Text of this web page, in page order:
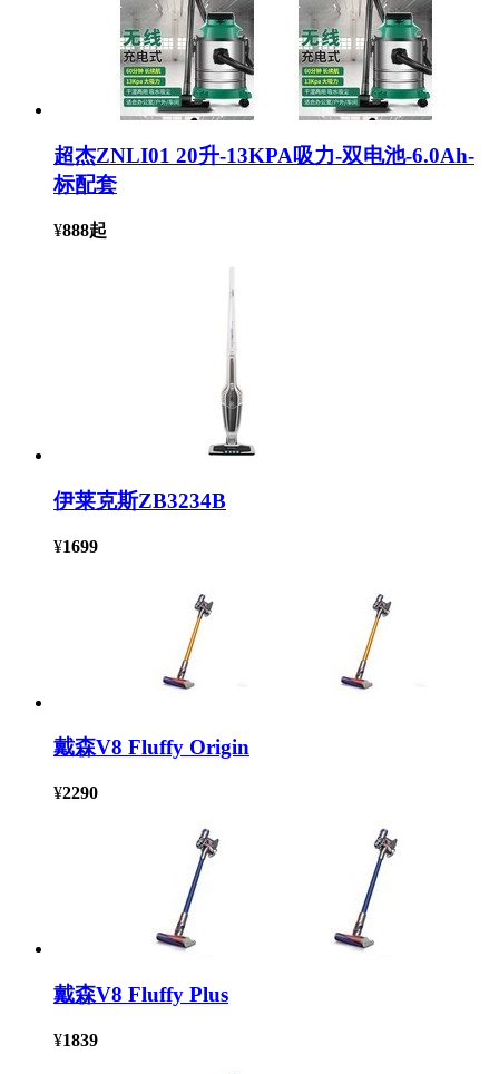
超杰ZNLI01 20升-13KPA吸力-双电池-6.0Ah-
标配套
¥888起
伊莱克斯ZB3234B
¥1699
戴森V8 Fluffy Origin
¥2290
戴森V8 Fluffy Plus
¥1839